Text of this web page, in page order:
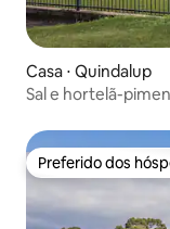
Casa ⋅ Quindalup
Sal e hortelã-
Preferido dos
Preferido dos